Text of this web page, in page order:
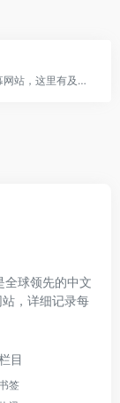
哔哩哔哩（bilibili.com)是国内知名的视频弹幕网站，这里有及时的动漫新番，活跃的ACG氛围，有创意的Up主。大家可以在这里找到许多欢乐。
全球领先的中文
，详细记录每
目
签